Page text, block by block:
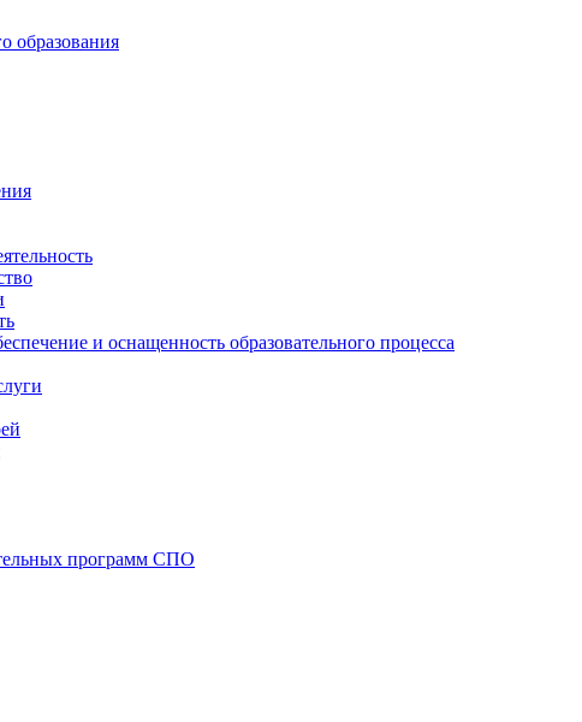
и оснащенность образовательного процесса
программ СПО